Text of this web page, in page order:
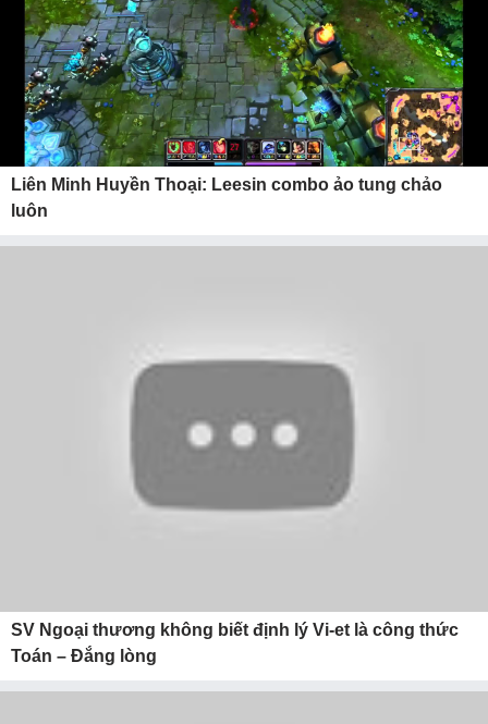
Liên Minh Huyền Thoại: Leesin combo ảo tung chảo
luôn
SV Ngoại thương không biết định lý Vi-et là công thức
Toán – Đắng lòng